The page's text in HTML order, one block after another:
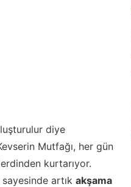
diye
Mutfağı, her gün
kurtarıyor.
artık akşama